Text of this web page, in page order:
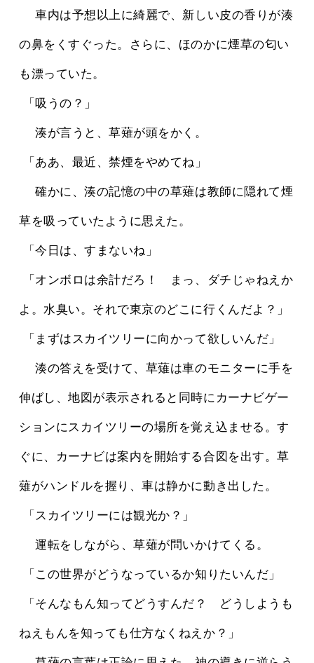
の鼻をくすぐった。さらに、ほのかに煙草の匂い
も漂っていた。
「吸うの？」
湊が言うと、草薙が頭をかく。
「ああ、最近、禁煙をやめてね」
草を吸っていたように思えた。
「今日は、すまないね」
よ。水臭い。それで東京のどこに行くんだよ？」
「まずはスカイツリーに向かって欲しいんだ」
伸ばし、地図が表示されると同時にカーナビゲー
ションにスカイツリーの場所を覚え込ませる。す
ぐに、カーナビは案内を開始する合図を出す。草
薙がハンドルを握り、車は静かに動き出した。
「スカイツリーには観光か？」
運転をしながら、草薙が問いかけてくる。
「この世界がどうなっているか知りたいんだ」
ねえもんを知っても仕方なくねえか？」